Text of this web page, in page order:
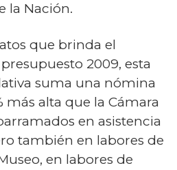
la Nación.
que brinda el
2009, esta
suma una nómina
más alta que la Cámara
en asistencia
también en labores de
en labores de